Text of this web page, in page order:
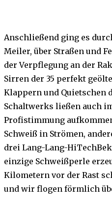
Anschließend ging es
Meiler, über Straßen und
der Verpflegung an der
Sirren der 35 perfekt
Klappern und Quietschen
Schaltwerks ließen auch
Profistimmung
Schweiß in Strömen,
drei Lang-Lang-
einzige Schweißperle
Kilometern vor der Rast
und wir flogen förmlich